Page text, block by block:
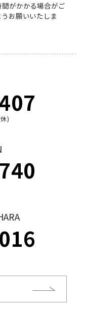
がかかる場合がご
お願いいたしま
)